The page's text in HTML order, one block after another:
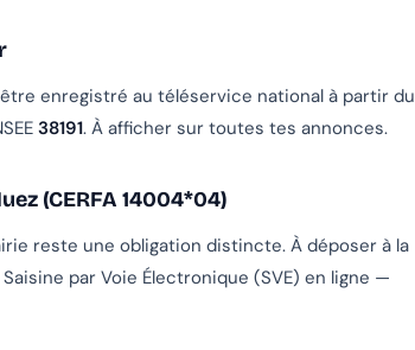
enregistré au téléservice national à partir du
38191. À afficher sur toutes tes annonces.
(CERFA 14004*04)
reste une obligation distincte. À déposer à la
par Voie Électronique (SVE) en ligne —